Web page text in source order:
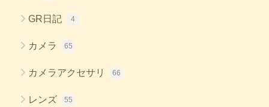
GR日記 4
カメラ 65
カメラアクセサリ 66
レンズ 55